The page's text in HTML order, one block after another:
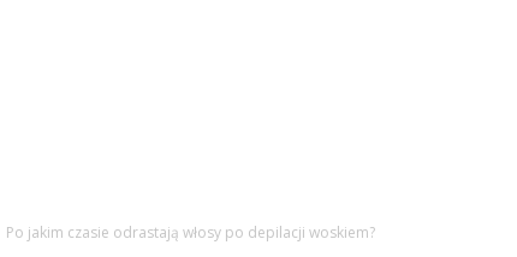
Po jakim czasie odrastają włosy po depilacji woskiem?